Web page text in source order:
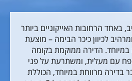
הרחובות האייקוניים ביותר
לכיוון כיכר הבימה – מוצעת
במיוחד. הדירה ממוקמת בקומה
עם מעלית, ומשתרעת על פני
בדירה מרווחת במיוחד, הכוללת